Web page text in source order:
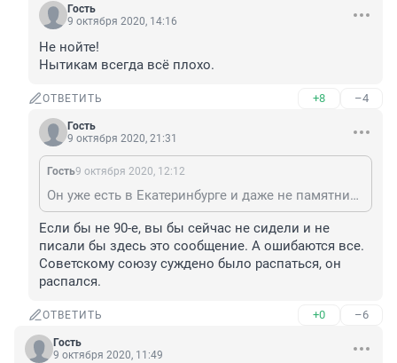
Гость
9 октября 2020, 14:16
Не нойте!
Нытикам всегда всё плохо.
ОТВЕТИТЬ +8 –4
Гость
9 октября 2020, 21:31
Гость9 октября 2020, 12:12
Он уже есть в Екатеринбурге и даже не памятник, а целый центр.
Если бы не 90-е, вы бы сейчас не сидели и не
писали бы здесь это сообщение. А ошибаются все.
Советскому союзу суждено было распаться, он
распался.
ОТВЕТИТЬ +0 –6
Гость
9 октября 2020, 11:49